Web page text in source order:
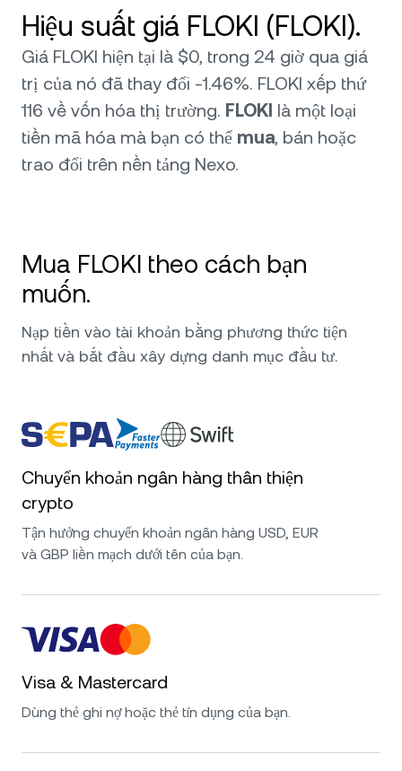
Hiệu suất giá FLOKI (FLOKI).
Giá FLOKI hiện tại là $0, trong 24 giờ qua giá
trị của nó đã thay đổi -1.46%. FLOKI xếp thứ
116 về vốn hóa thị trường. FLOKI là một loại
tiền mã hóa mà bạn có thể mua, bán hoặc
trao đổi trên nền tảng Nexo.
Mua FLOKI theo cách bạn
muốn.
Nạp tiền vào tài khoản bằng phương thức tiện
nhất và bắt đầu xây dựng danh mục đầu tư.
Chuyển khoản ngân hàng thân thiện
crypto
Tận hưởng chuyển khoản ngân hàng USD, EUR
và GBP liền mạch dưới tên của bạn.
Visa & Mastercard
Dùng thẻ ghi nợ hoặc thẻ tín dụng của bạn.